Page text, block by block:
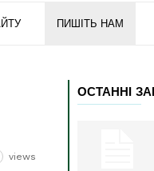
ПИШІТЬ НАМ
views
ОСТАННІ